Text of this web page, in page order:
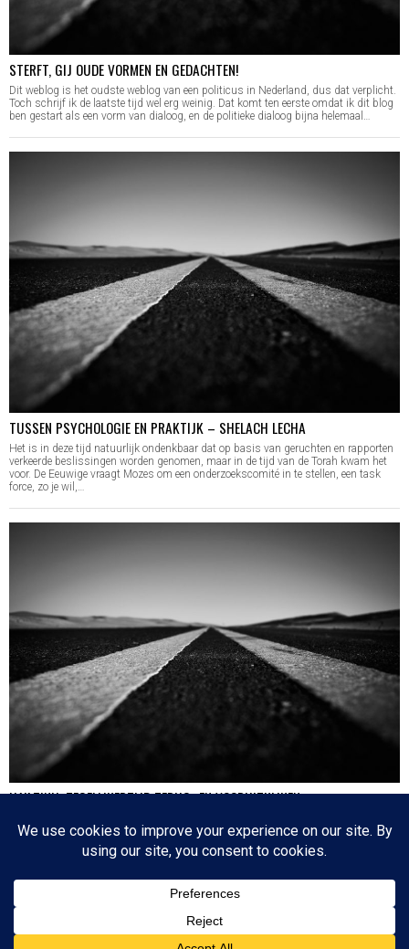
STERFT, GIJ OUDE VORMEN EN GEDACHTEN!
Dit weblog is het oudste weblog van een politicus in Nederland, dus dat verplicht.
Toch schrijf ik de laatste tijd wel erg weinig. Dat komt ten eerste omdat ik dit blog
ben gestart als een vorm van dialoog, en de politieke dialoog bijna helemaal…
TUSSEN PSYCHOLOGIE EN PRAKTIJK – SHELACH LECHA
Het is in deze tijd natuurlijk ondenkbaar dat op basis van geruchten en rapporten
verkeerde beslissingen worden genomen, maar in de tijd van de Torah kwam het
voor. De Eeuwige vraagt Mozes om een onderzoekscomité in te stellen, een task
force, zo je wil,…
HA’AZINU: TEGELIJKERTIJD TERUG- EN VOORUITKIJKEN
oktober 2020 begonnen: de eerste parasja van het jaar. Het zijn dagen die
tegenstrijdige emoties oproepen: aan de ene kant lezen we over de laatste dagen
Since 2003 © All Rights Reserved | Foto's Robbert Baruch tenzij anders vermeld
BOVEN